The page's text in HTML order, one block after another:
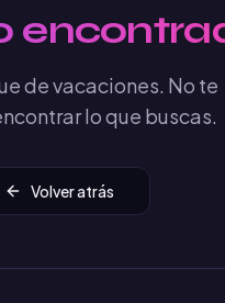
de vacaciones. No te
lo que buscas.
Volver atrás